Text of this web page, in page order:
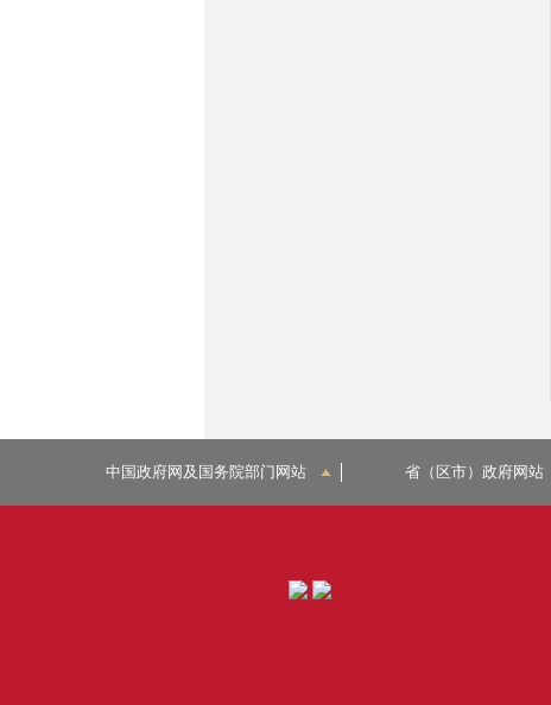
中国政府网及国务院部门网站 省（区市）政府网站